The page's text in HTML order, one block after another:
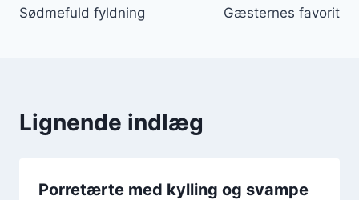
Sødmefuld fyldning
Gæsternes favorit
Lignende indlæg
Porretærte med kylling og svampe